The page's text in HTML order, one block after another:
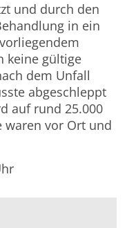
und durch den
in ein
keine gültige
dem Unfall
abgeschleppt
auf rund 25.000
waren vor Ort und